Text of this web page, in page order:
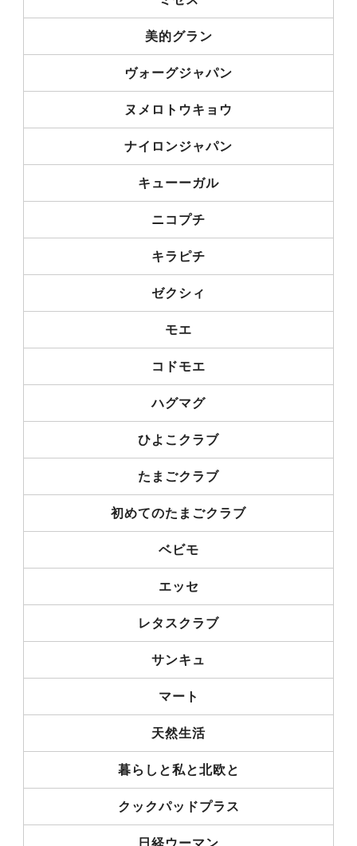
美的グラン
ヴォーグジャパン
ヌメロトウキョウ
ナイロンジャパン
キューーガル
ニコプチ
キラピチ
ゼクシィ
モエ
コドモエ
ハグマグ
ひよこクラブ
たまごクラブ
初めてのたまごクラブ
ベビモ
エッセ
レタスクラブ
サンキュ
マート
天然生活
暮らしと私と北欧と
クックパッドプラス
日経ウーマン